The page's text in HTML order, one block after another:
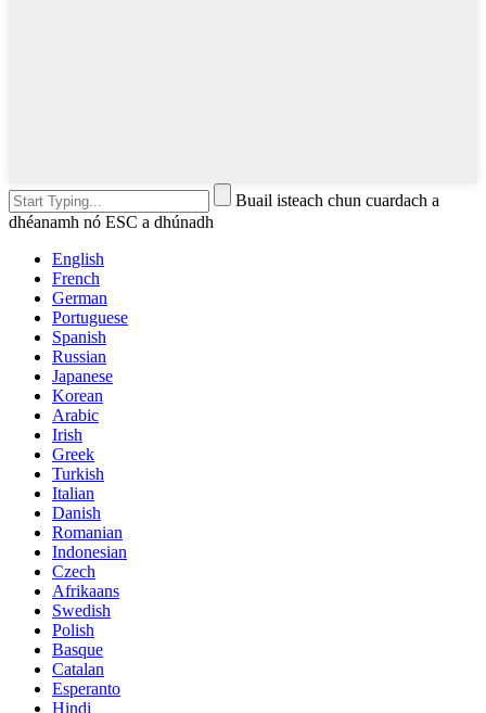
Buail isteach chun cuardach a
dhéanamh nó ESC a dhúnadh
English
French
German
Portuguese
Spanish
Russian
Japanese
Korean
Arabic
Irish
Greek
Turkish
Italian
Danish
Romanian
Indonesian
Czech
Afrikaans
Swedish
Polish
Basque
Catalan
Esperanto
Hindi